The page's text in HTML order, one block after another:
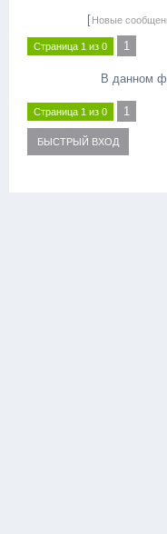
[Новые
Страница 1 из 0 1
В данном
Страница 1 из 0 1